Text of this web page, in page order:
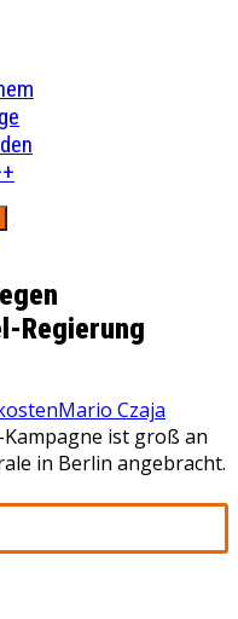
Regierung
Mario Czaja
ist groß an
in Berlin angebracht.